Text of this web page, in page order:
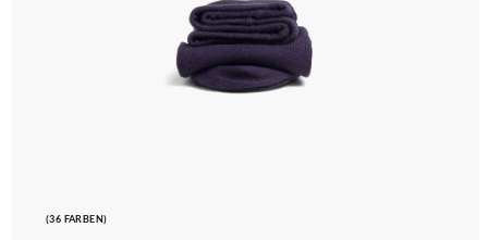
(36 FARBEN)